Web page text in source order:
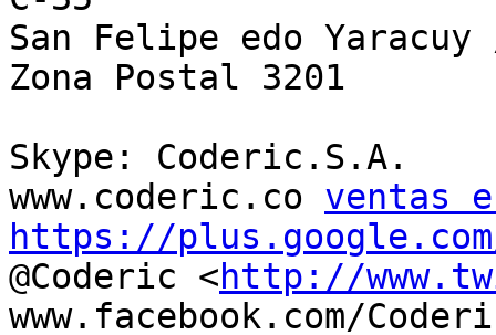
San Felipe edo Yaracuy
Zona Postal 3201
Skype: Coderic.S.A.
www.coderic.co ventas
https://plus.google.com/
@Coderic <http://